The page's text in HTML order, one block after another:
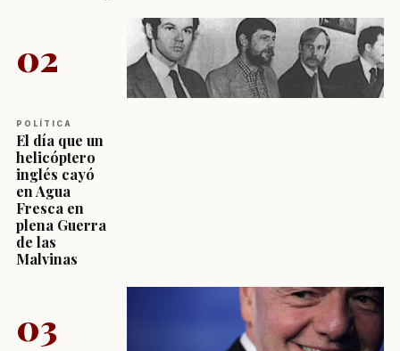
02
POLÍTICA
El día que un
helicóptero
inglés cayó
en Agua
Fresca en
plena Guerra
de las
Malvinas
03